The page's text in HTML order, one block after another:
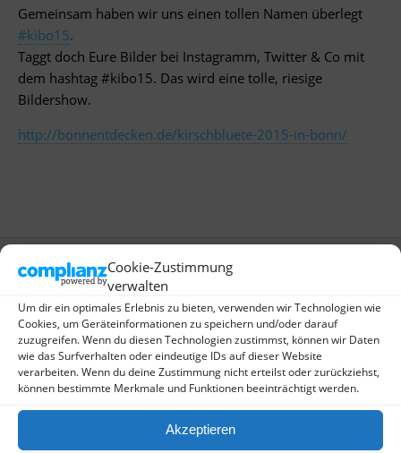
Cookie-Zustimmung
verwalten
Um dir ein optimales Erlebnis zu bieten, verwenden wir Technologien wie
Cookies, um Geräteinformationen zu speichern und/oder darauf
zuzugreifen. Wenn du diesen Technologien zustimmst, können wir Daten
wie das Surfverhalten oder eindeutige IDs auf dieser Website
verarbeiten. Wenn du deine Zustimmung nicht erteilst oder zurückziehst,
können bestimmte Merkmale und Funktionen beeinträchtigt werden.
Akzeptieren
Gemeinsam haben wir uns einen tollen Namen überlegt
‪#‎kibo15‬.
Taggt doch Eure Bilder bei Instagramm, Twitter & Co mit
dem hashtag #kibo15. Das wird eine tolle, riesige
Bildershow.
http://bonnentdecken.de/kirschbluete-2015-in-bonn/
Freitag 10.04.15
Maxstraße
Dienstag, Tuesday,
14.04.2015
Schreibe einen Kommentar